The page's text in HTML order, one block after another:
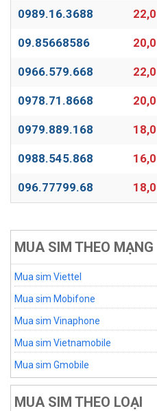
0989.16.3688
09.85668586
0966.579.668
0978.71.8668
0979.889.168
0988.545.868
096.77799.68
MUA SIM THEO MẠNG
Mua sim Viettel
Mua sim Mobifone
Mua sim Vinaphone
Mua sim Vietnamobile
Mua sim Gmobile
MUA SIM THEO LOẠI